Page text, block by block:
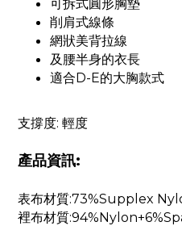
可拆式圓形胸墊
削肩式線條
網狀美背拉線
及腰半身的衣長
適合D-E的大胸款式
支撐度: 輕度
產品資訊:
表布材質:73%Supplex
裡布材質